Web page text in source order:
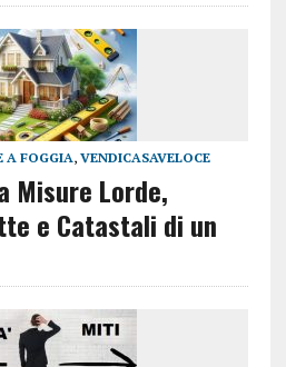
A FOGGIA, VENDICASAVELOCE
Misure Lorde,
e Catastali di un